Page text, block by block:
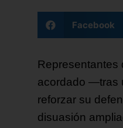
Facebook
Representantes
acordado —tras
reforzar su
disuasión